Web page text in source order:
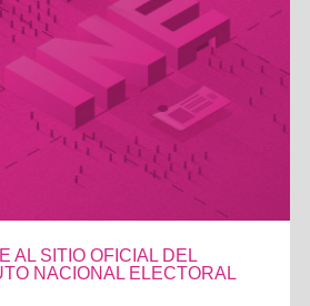
AL SITIO OFICIAL DEL
NACIONAL ELECTORAL